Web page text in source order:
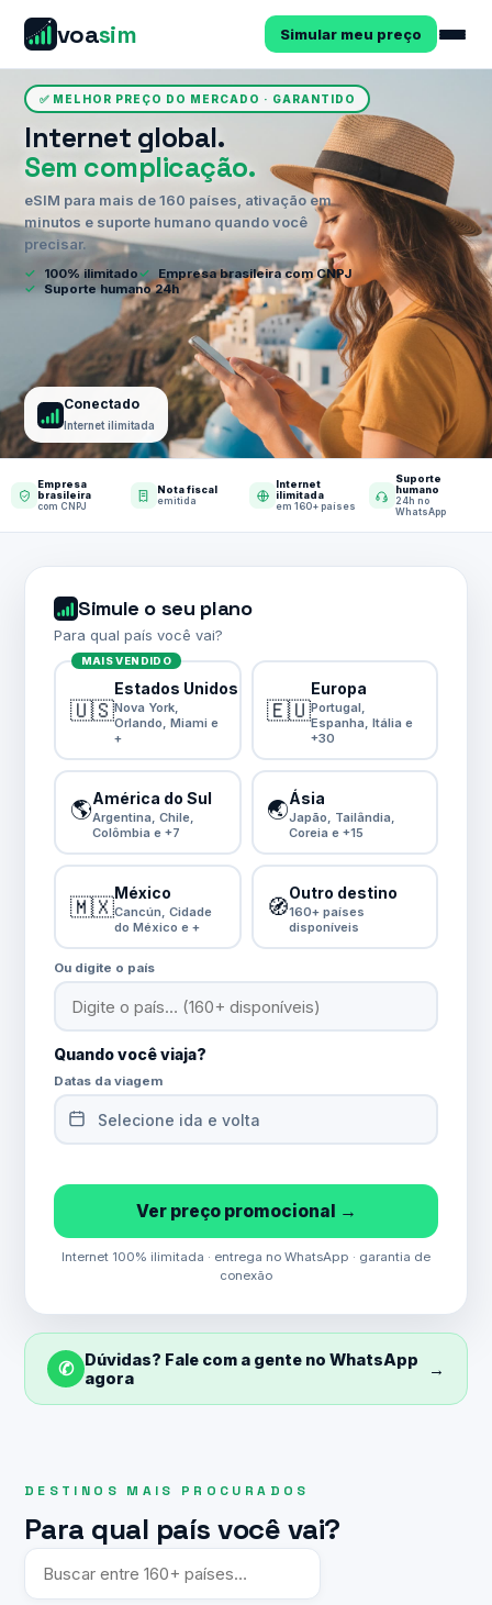
voasim Simular meu preço
✅ MELHOR PREÇO DO MERCADO · GARANTIDO
Internet global.
Sem complicação.
eSIM para mais de 160 países, ativação em
minutos e suporte humano quando você
precisar.
✓ 100% ilimitado✓
Empresa brasileira com CNPJ
✓
Suporte humano 24h
Conectado
Internet ilimitada
Empresa
brasileira
com CNPJ
Nota fiscal
emitida
Internet
ilimitada
em 160+ países
Suporte
humano
24h no
WhatsApp
Simule o seu plano
Para qual país você vai?
MAIS VENDIDO
🇺🇸
Estados Unidos
Nova York,
Orlando, Miami e
+
🇪🇺
Europa
Portugal,
Espanha, Itália e
+30
🌎América do Sul
Argentina, Chile,
Colômbia e +7
🌏Ásia
Japão, Tailândia,
Coreia e +15
🇲🇽
México
Cancún, Cidade
do México e +
🧭
Outro destino
160+ países
disponíveis
Ou digite o país
Quando você viaja?
Datas da viagem
Selecione ida e volta
Ver preço promocional →
Internet 100% ilimitada · entrega no WhatsApp · garantia de
conexão
✆
Dúvidas? Fale com a gente no WhatsApp
agora
→
DESTINOS MAIS PROCURADOS
Para qual país você vai?